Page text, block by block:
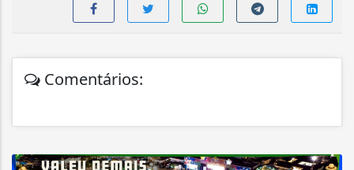
Comentários: